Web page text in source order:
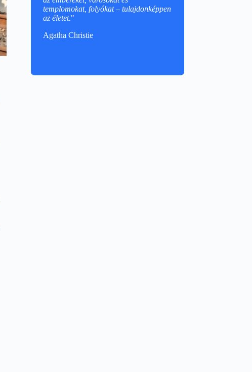
templomokat, folyókat – tulajdonképpen
az életet."
Agatha Christie